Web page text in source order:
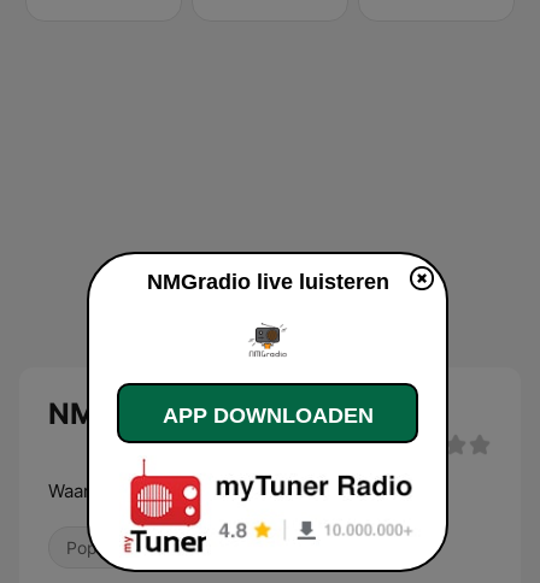
NMGradio
Waarom niet?
Pop / Top 40
NMGradio live luisteren
APP DOWNLOADEN